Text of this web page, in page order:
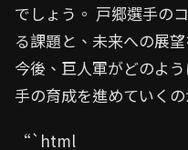
でしょう。 戸郷選手の
る課題と、未来への展
今後、巨人軍がどのよ
手の育成を進めていく
“`html